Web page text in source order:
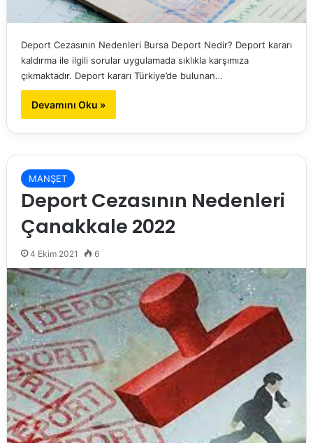
Deport Cezasının Nedenleri Bursa Deport Nedir? Deport kararı
kaldırma ile ilgili sorular uygulamada sıklıkla karşımıza
çıkmaktadır. Deport kararı Türkiye’de bulunan…
Devamını Oku »
MANŞET
Deport Cezasının Nedenleri
Çanakkale 2022
4 Ekim 2021 6